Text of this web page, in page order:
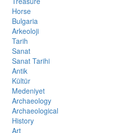
Horse
Bulgaria
Arkeoloji
Tarih
Sanat
Sanat Tarihi
Antik
Kültür
Medeniyet
Archaeology
Archaeological
History
Art